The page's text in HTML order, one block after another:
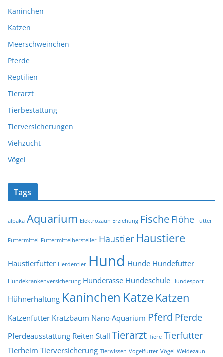
Kaninchen
Katzen
Meerschweinchen
Pferde
Reptilien
Tierarzt
Tierbestattung
Tierversicherungen
Viehzucht
Vögel
Tags
alpaka Aquarium Elektrozaun Erziehung Fische Flöhe Futter
Futtermittel Futtermittelhersteller Haustier Haustiere
Haustierfutter Herdentier Hund Hunde Hundefutter
Hundekrankenversicherung Hunderasse Hundeschule Hundesport
Hühnerhaltung Kaninchen Katze Katzen
Katzenfutter Kratzbaum Nano-Aquarium Pferd Pferde
Pferdeausstattung Reiten Stall Tierarzt Tiere Tierfutter
Tierheim Tierversicherung Tierwissen Vogelfutter Vögel Weidezaun